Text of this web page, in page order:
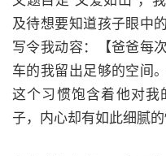
及待想要知道孩子眼中
写令我动容：【爸爸每
车的我留出足够的空间
这个习惯饱含着他对
子，内心却有如此细腻